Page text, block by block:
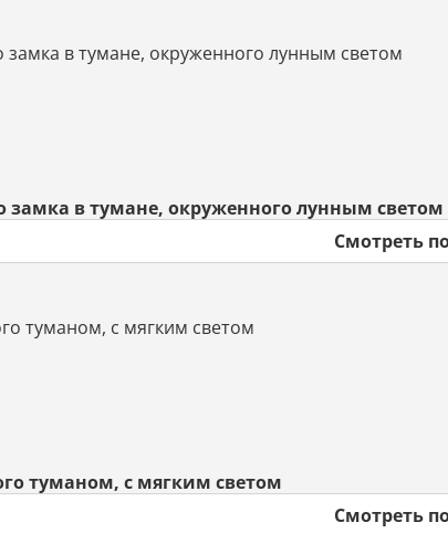
замка в тумане, окруженного лунным светом
Смотреть
туманом, с мягким светом
Смотреть